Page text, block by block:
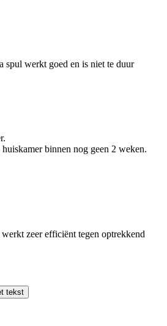
spul werkt goed en is niet te duur
binnen nog geen 2 weken.
zeer efficiënt tegen optrekkend
tekst